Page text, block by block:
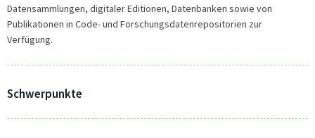
Datensammlungen, digitaler Editionen, Datenbanken sowie von
Publikationen in Code- und Forschungsdatenrepositorien zur
Verfügung.
Schwerpunkte